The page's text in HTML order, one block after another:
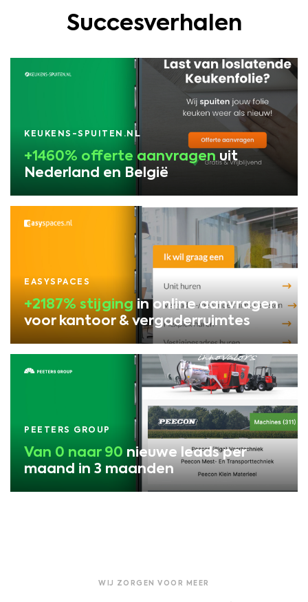
Succesverhalen
KEUKENS-SPUITEN.NL
+1460% offerte aanvragenuit
Nederland en België
EASYSPACES
+2187% stijging in online aanvragen
voor kantoor & vergaderruimtes
PEETERS GROUP
Van 0 naar 90 nieuwe leads per
maand in 3 maanden
WIJ ZORGEN VOOR MEER